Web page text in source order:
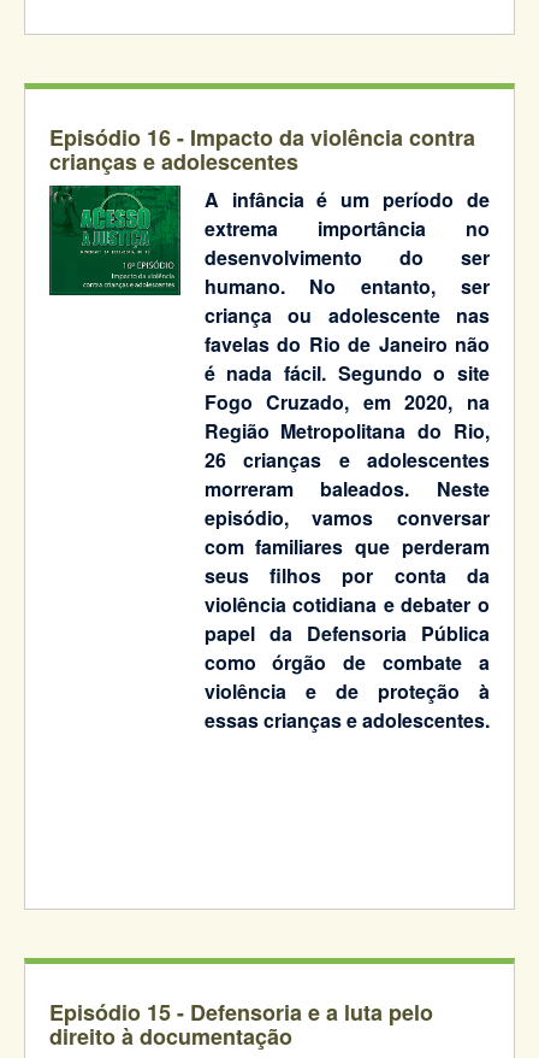
Episódio 16 - Impacto da violência contra
crianças e adolescentes
A infância é um período de
extrema importância no
desenvolvimento do ser
humano. No entanto, ser
criança ou adolescente nas
favelas do Rio de Janeiro não
é nada fácil. Segundo o site
Fogo Cruzado, em 2020, na
Região Metropolitana do Rio,
26 crianças e adolescentes
morreram baleados. Neste
episódio, vamos conversar
com familiares que perderam
seus filhos por conta da
violência cotidiana e debater o
papel da Defensoria Pública
como órgão de combate a
violência e de proteção à
essas crianças e adolescentes.
Episódio 15 - Defensoria e a luta pelo
direito à documentação